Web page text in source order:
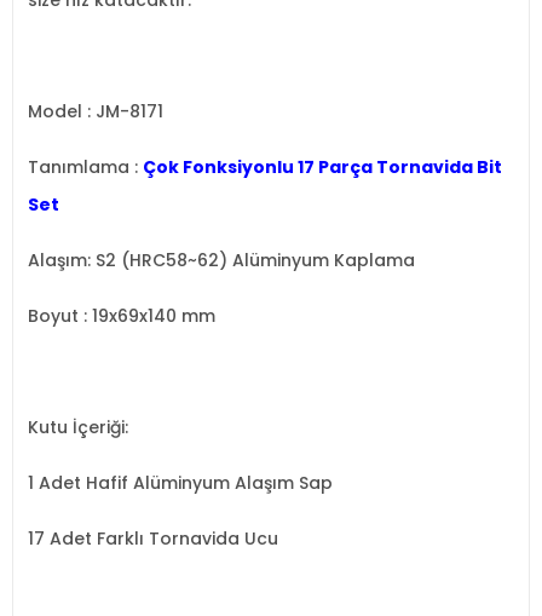
Model : JM-8171
Tanımlama : Çok Fonksiyonlu 17 Parça Tornavida Bit
Set
Alaşım: S2 (HRC58~62) Alüminyum Kaplama
Boyut : 19x69x140 mm
Kutu İçeriği:
1 Adet Hafif Alüminyum Alaşım Sap
17 Adet Farklı Tornavida Ucu